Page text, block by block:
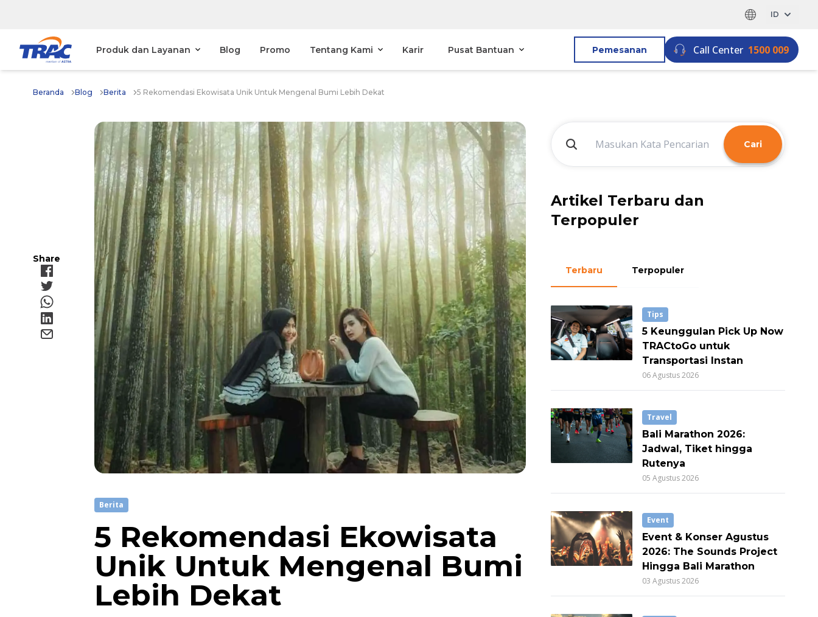
ID
Produk dan Layanan Blog Promo Tentang Kami Karir Pusat Bantuan Pemesanan Call Center 1500 009
Beranda Blog Berita 5 Rekomendasi Ekowisata Unik Untuk Mengenal Bumi Lebih Dekat
Share
Berita
5 Rekomendasi Ekowisata
Unik Untuk Mengenal Bumi
Lebih Dekat
Cari
Artikel Terbaru dan
Terpopuler
Terbaru Terpopuler
Tips
5 Keunggulan Pick Up Now
TRACtoGo untuk
Transportasi Instan
06 Agustus 2026
Travel
Bali Marathon 2026:
Jadwal, Tiket hingga
Rutenya
05 Agustus 2026
Event
Event & Konser Agustus
2026: The Sounds Project
Hingga Bali Marathon
03 Agustus 2026